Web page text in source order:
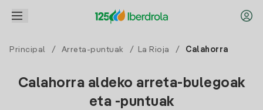
Principal / Arreta-puntuak / La Rioja / Calahorra
Calahorra aldeko arreta-bulegoak
eta -puntuak